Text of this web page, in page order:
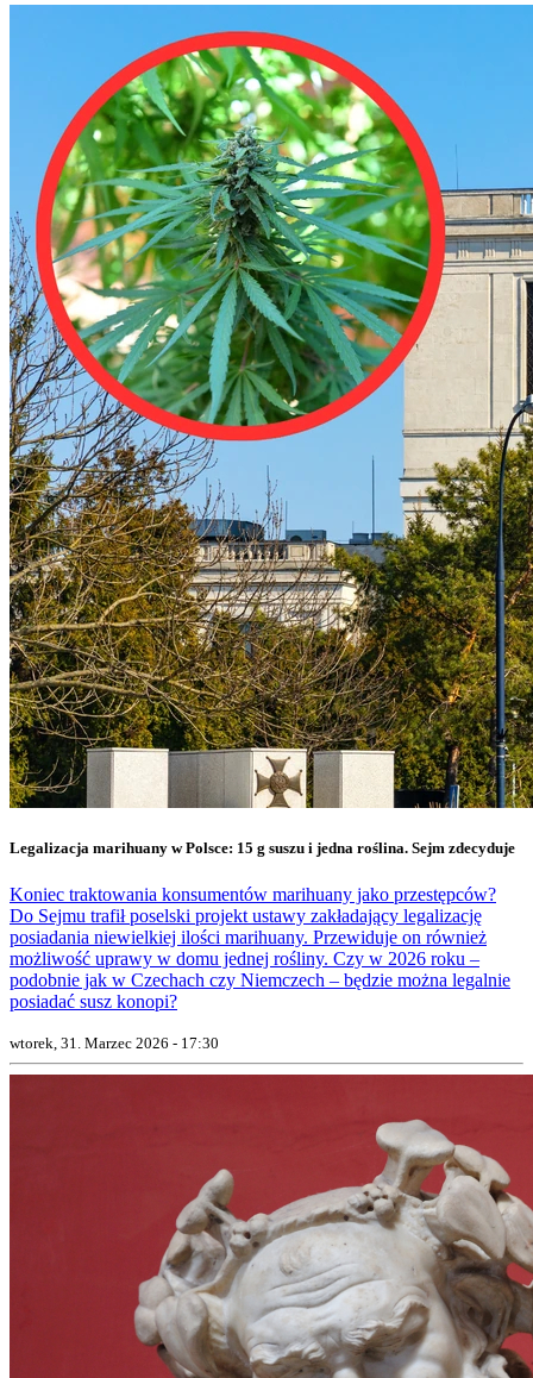
Legalizacja marihuany w Polsce: 15 g suszu i jedna roślina. Sejm zdecyduje
Koniec traktowania konsumentów marihuany jako przestępców?
Do Sejmu trafił poselski projekt ustawy zakładający legalizację
posiadania niewielkiej ilości marihuany. Przewiduje on również
możliwość uprawy w domu jednej rośliny. Czy w 2026 roku –
podobnie jak w Czechach czy Niemczech – będzie można legalnie
posiadać susz konopi?
wtorek, 31. Marzec 2026 - 17:30